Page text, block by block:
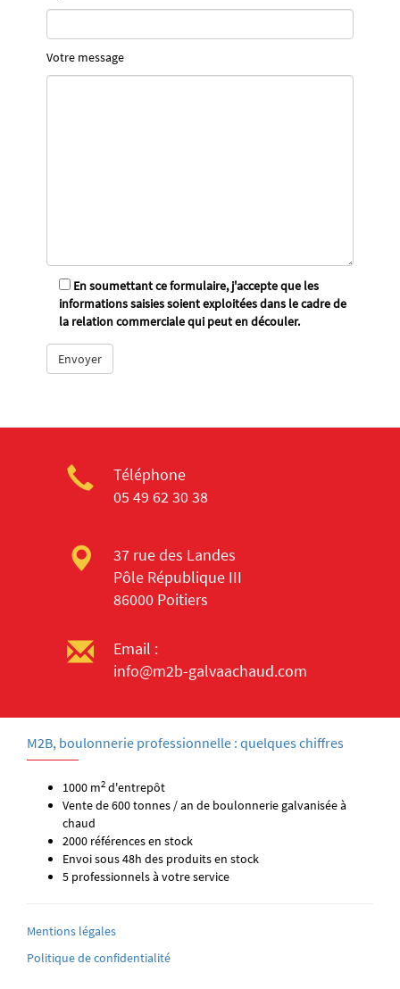
Votre message
En soumettant ce formulaire, j'accepte que les
informations saisies soient exploitées dans le cadre de
la relation commerciale qui peut en découler.
Téléphone
05 49 62 30 38
37 rue des Landes
Pôle République III
86000 Poitiers
Email :
info@m2b-galvaachaud.com
M2B, boulonnerie professionnelle : quelques chiffres
1000 m2 d'entrepôt
Vente de 600 tonnes / an de boulonnerie galvanisée à
chaud
2000 références en stock
Envoi sous 48h des produits en stock
5 professionnels à votre service
Mentions légales
Politique de confidentialité